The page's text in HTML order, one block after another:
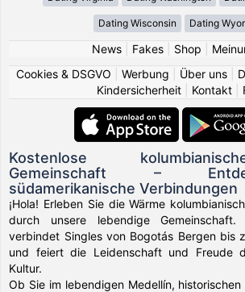
Dating Wisconsin Dating
News| Fakes| Shop
Cookies & DSGVO
Werbung Über uns
Kindersicherheit
Kontakt
Kostenlose
Gemeinschaft –
südamerikanische Verbindungen
¡Hola! Erleben Sie die Wärme
durch unsere lebendige Gemeinschaft.
verbindet Singles von Bogotás Bergen bis
und feiert die Leidenschaft und Freude
Kultur.
Ob Sie im lebendigen Medellín,